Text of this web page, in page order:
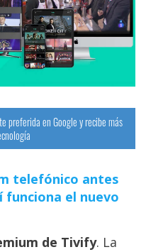
preferida en Google y recibe más
telefónico antes
funciona el nuevo
de Tivify. La